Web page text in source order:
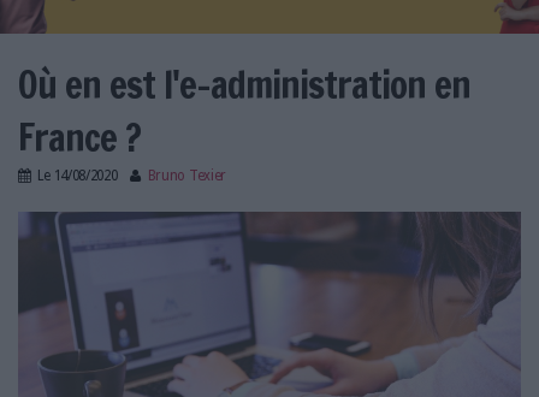
NUMÉRIQUE RESPONSABLE
LES DOSSIERS
LE MAGAZINE
LES GUIDES PRATIQUES
LES BASES DE DONNÉES
L'ESPACE EMPLOI
L'AGENDA
Où en est l'e-administration en
France ?
Le 14/08/2020 Bruno Texier
administration_demat.jpg